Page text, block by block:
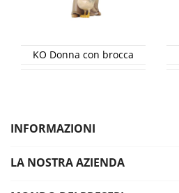
KO Donna con brocca
INFORMAZIONI
LA NOSTRA AZIENDA